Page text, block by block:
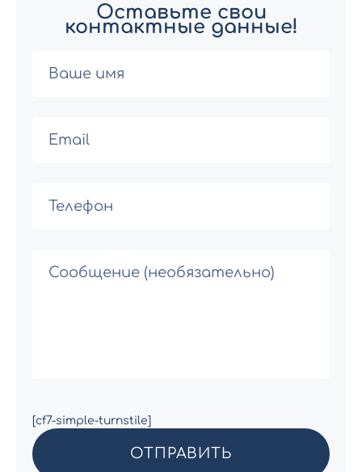
Оставьте свои
контактные данные!
[cf7-simple-turnstile]